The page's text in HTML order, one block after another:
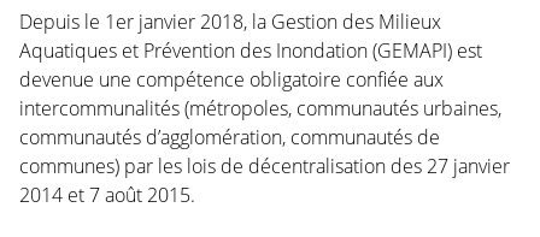
Depuis le 1er janvier 2018, la Gestion des Milieux
Aquatiques et Prévention des Inondation (GEMAPI) est
devenue une compétence obligatoire confiée aux
intercommunalités (métropoles, communautés urbaines,
communautés d’agglomération, communautés de
communes) par les lois de décentralisation des 27 janvier
2014 et 7 août 2015.